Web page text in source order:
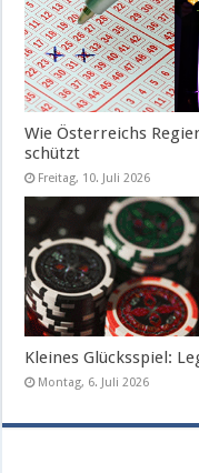
Wie Österreichs
schützt
Freitag, 10. Juli 2026
Kleines Glücksspiel:
Montag, 6. Juli 2026